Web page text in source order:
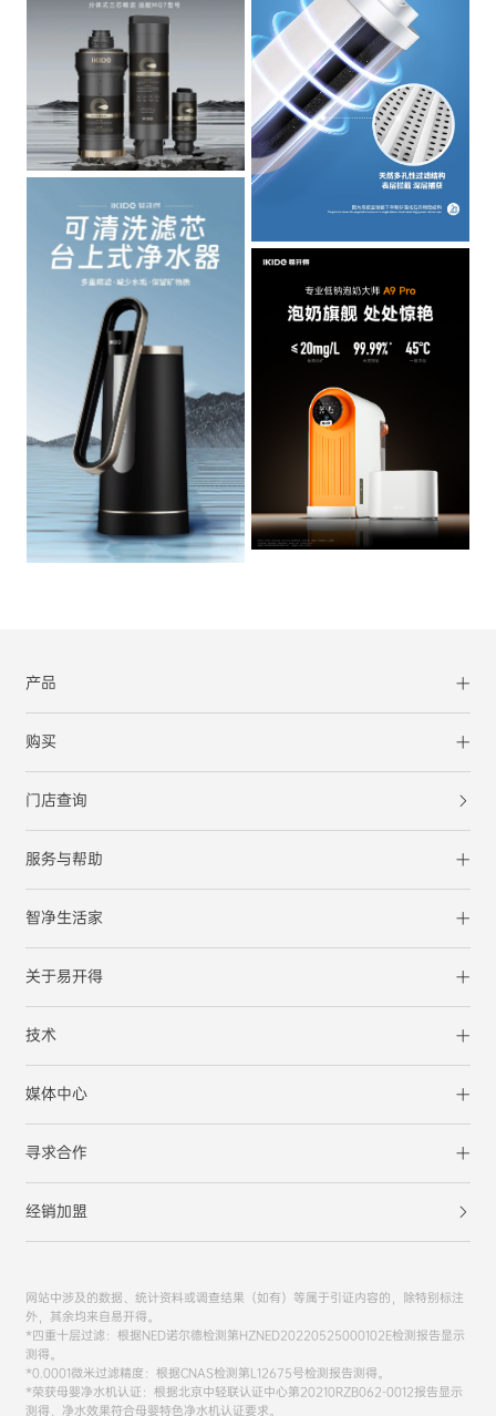
产品
购买
门店查询
服务与帮助
智净生活家
关于易开得
技术
媒体中心
寻求合作
经销加盟
网站中涉及的数据、统计资料或调查结果（如有）等属于引证内容的，除特别标注
外，其余均来自易开得。
*四重十层过滤：根据NED诺尔德检测第HZNED20220525000102E检测报告显示
测得。
*0.0001微米过滤精度：根据CNAS检测第L12675号检测报告测得。
*荣获母婴净水机认证：根据北京中轻联认证中心第20210RZB062-0012报告显示
测得，净水效果符合母婴特色净水机认证要求。